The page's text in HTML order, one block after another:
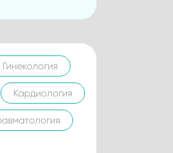
Гинекология
Кардиология